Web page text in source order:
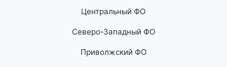
Центральный ФО
Северо-Западный ФО
Приволжский ФО